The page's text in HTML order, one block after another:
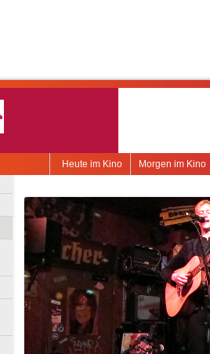
Morgen im Kino
Heute im Kino